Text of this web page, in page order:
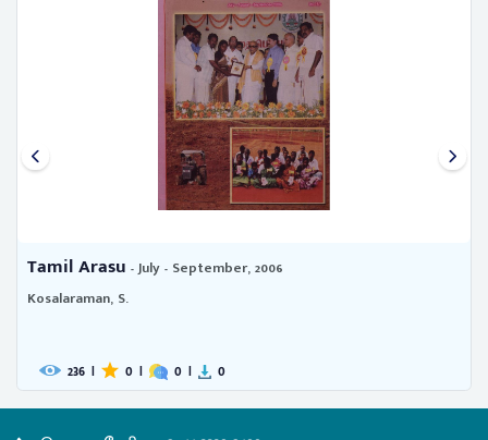
Tamil Arasu - Vol. 6, no. 4 (October, 1975)
218 | 0 | 0 | 0